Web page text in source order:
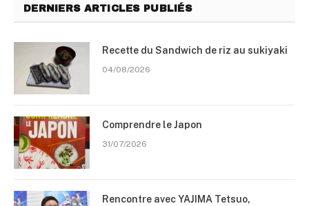
DERNIERS ARTICLES PUBLIÉS
Recette du Sandwich de riz au sukiyaki
04/08/2026
Comprendre le Japon
31/07/2026
Rencontre avec YAJIMA Tetsuo,